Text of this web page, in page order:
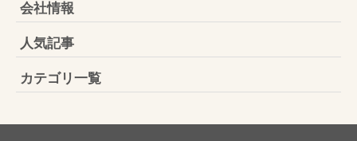
会社情報
人気記事
カテゴリ一覧